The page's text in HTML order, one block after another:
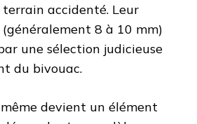
accidenté. Leur
8 à 10 mm)
une sélection judicieuse
du bivouac.
devient un élément